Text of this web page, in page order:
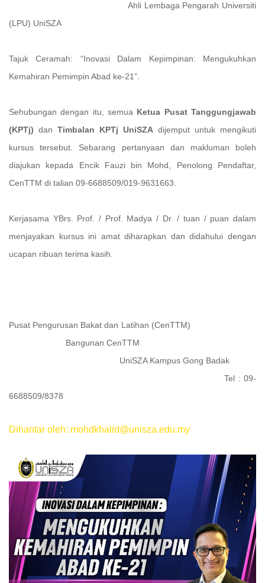
Ahli Lembaga Pengarah Universiti
(LPU) UniSZA
Tajuk Ceramah: “Inovasi Dalam Kepimpinan: Mengukuhkan
Kemahiran Pemimpin Abad ke-21”.
Sehubungan dengan itu, semua Ketua Pusat Tanggungjawab
(KPTj) dan Timbalan KPTj UniSZA dijemput untuk mengikuti
kursus tersebut. Sebarang pertanyaan dan makluman boleh
diajukan kepada Encik Fauzi bin Mohd, Penolong Pendaftar,
CenTTM di talian 09-6688509/019-9631663.
Kerjasama YBrs. Prof. / Prof. Madya / Dr. / tuan / puan dalam
menjayakan kursus ini amat diharapkan dan didahului dengan
ucapan ribuan terima kasih.
Pusat Pengurusan Bakat dan Latihan (CenTTM)
Bangunan CenTTM
UniSZA Kampus Gong Badak
Tel : 09-
6688509/8378
Dihantar oleh: mohdkhalid@unisza.edu.my